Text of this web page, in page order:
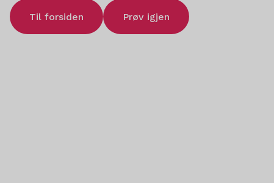
Til forsiden Prøv igjen